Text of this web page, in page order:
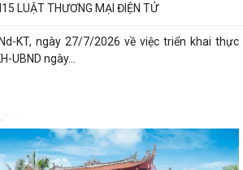
LUẬT THƯƠNG MẠI ĐIỆN TỬ
KT, ngày 27/7/2026 về việc triển khai thực
UBND ngày...
tử
UBND, ngày 06/7/2026 về triển khai thực hiện
ngày...